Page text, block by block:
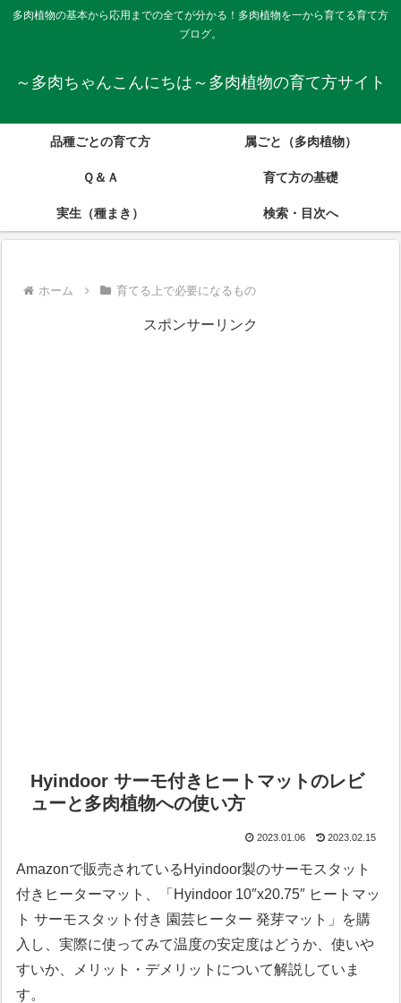
多肉植物の基本から応用までの全てが分かる！多肉植物を一から育てる育て方
ブログ。
～多肉ちゃんこんにちは～多肉植物の育て方サイト
品種ごとの育て方 属ごと（多肉植物）
Ｑ＆Ａ 育て方の基礎
実生（種まき） 検索・目次へ
ホーム 育てる上で必要になるもの
スポンサーリンク
Hyindoor サーモ付きヒートマットのレビ
ューと多肉植物への使い方
2023.01.06 2023.02.15
Amazonで販売されているHyindoor製のサーモスタット
付きヒーターマット、「Hyindoor 10″x20.75″ ヒートマッ
ト サーモスタット付き 園芸ヒーター 発芽マット」を購
入し、実際に使ってみて温度の安定度はどうか、使いや
すいか、メリット・デメリットについて解説していま
す。